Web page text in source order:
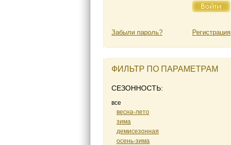
Забыли пароль? Регистрация
ФИЛЬТР ПО ПАРАМЕТРАМ
СЕЗОННОСТЬ:
все
весна-лето
зима
демисезонная
осень-зима